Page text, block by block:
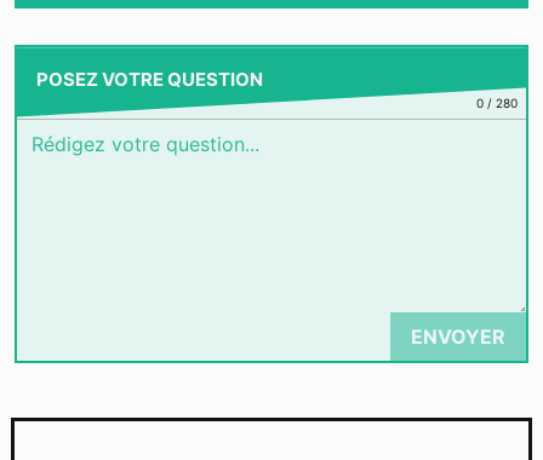
POSEZ VOTRE QUESTION
0/ 280
ENVOYER